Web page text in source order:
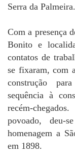
Serra da Palmeira.
Com a presença
Bonito e
contatos de
se fixaram, com
construção
sequência à
recém-
povoado,
homenagem a
em 1898.